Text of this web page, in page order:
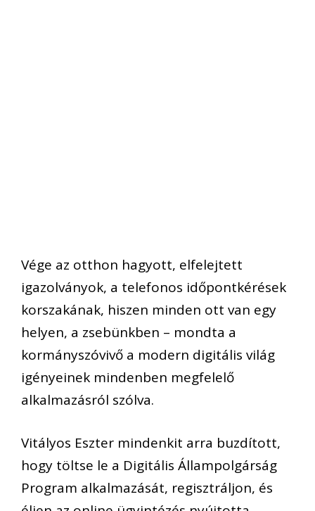
Vége az otthon hagyott, elfelejtett
igazolványok, a telefonos időpontkérések
korszakának, hiszen minden ott van egy
helyen, a zsebünkben – mondta a
kormányszóvivő a modern digitális világ
igényeinek mindenben megfelelő
alkalmazásról szólva.
Vitályos Eszter mindenkit arra buzdított,
hogy töltse le a Digitális Állampolgárság
Program alkalmazását, regisztráljon, és